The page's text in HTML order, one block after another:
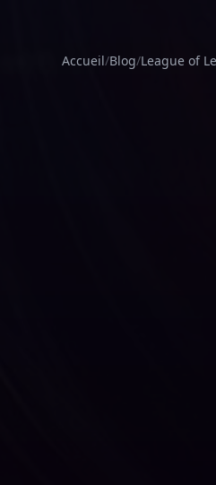
Accueil Blog League of